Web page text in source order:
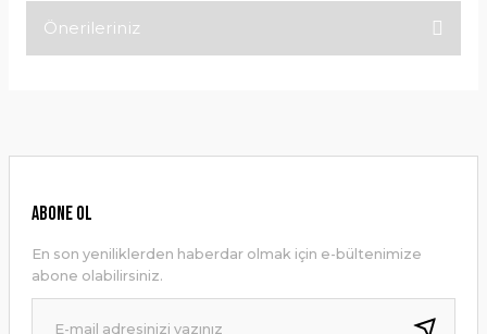
Önerileriniz
Ürün resmi kalitesiz, bozuk veya görüntülenemiyor.
Ürün bilgilerinde hatalar bulunuyor.
Ürün fiyatı diğer sitelerden daha pahalı.
Bu ürüne benzer farklı alternatifler olmalı.
ABONE OL
En son yeniliklerden haberdar olmak için e-bültenimize
abone olabilirsiniz.